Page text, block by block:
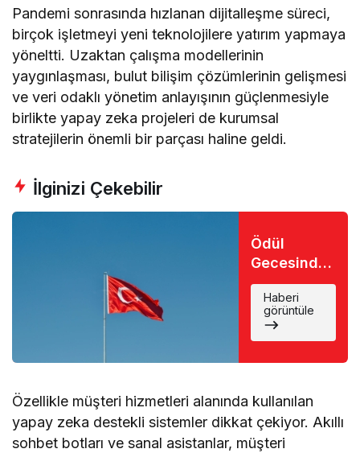
Pandemi sonrasında hızlanan dijitalleşme süreci,
birçok işletmeyi yeni teknolojilere yatırım yapmaya
yöneltti. Uzaktan çalışma modellerinin
yaygınlaşması, bulut bilişim çözümlerinin gelişmesi
ve veri odaklı yönetim anlayışının güçlenmesiyle
birlikte yapay zeka projeleri de kurumsal
stratejilerin önemli bir parçası haline geldi.
İlginizi Çekebilir
Ödül
Gecesinde
Büyük Şok:
Favori İsim
Eli Boş
Döndü
Haberi
görüntüle
Özellikle müşteri hizmetleri alanında kullanılan
yapay zeka destekli sistemler dikkat çekiyor. Akıllı
sohbet botları ve sanal asistanlar, müşteri